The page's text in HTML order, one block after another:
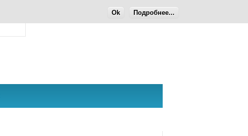
Ok Подробнее...